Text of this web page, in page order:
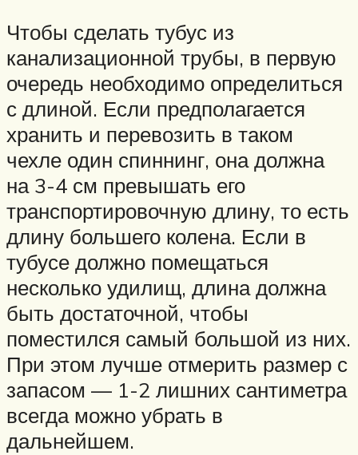
Чтобы сделать тубус из
канализационной трубы, в первую
очередь необходимо определиться
с длиной. Если предполагается
хранить и перевозить в таком
чехле один спиннинг, она должна
на 3-4 см превышать его
транспортировочную длину, то есть
длину большего колена. Если в
тубусе должно помещаться
несколько удилищ, длина должна
быть достаточной, чтобы
поместился самый большой из них.
При этом лучше отмерить размер с
запасом — 1-2 лишних сантиметра
всегда можно убрать в
дальнейшем.